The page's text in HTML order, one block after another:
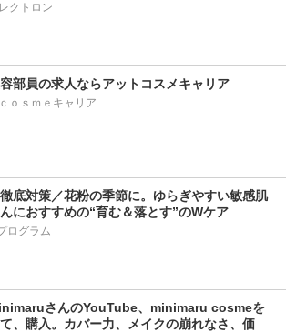
クトロン
部員の求人ならアットコスメキャリア
ｏｓｍｅキャリア
底対策／花粉の季節に。ゆらぎやすい敏感肌
におすすめの“育む＆落とす”のWケア
ログラム
さんのYouTube、minimaru cosmeを
て、購入。カバー力、メイクの崩れなさ、価